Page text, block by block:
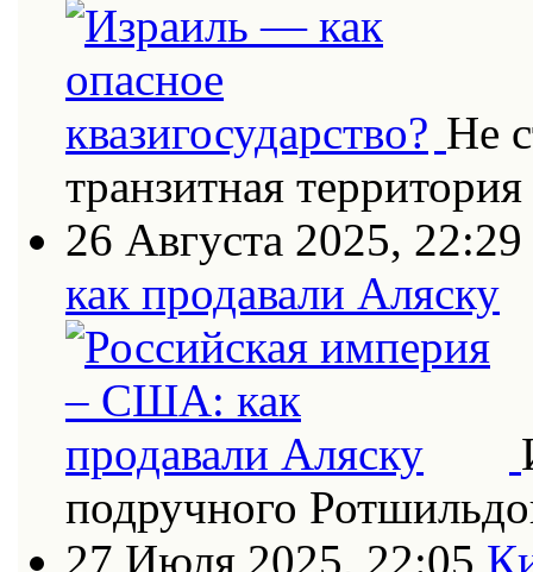
Не
транзитная территория
26 Августа 2025, 22:29
как продавали Аляску
подручного
27 Июля 2025, 22:05